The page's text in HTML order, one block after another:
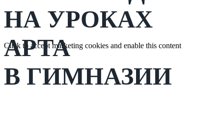
Click to accept marketing cookies and enable this content
НА УРОКАХ
АРТА
В ГИМНАЗИИ